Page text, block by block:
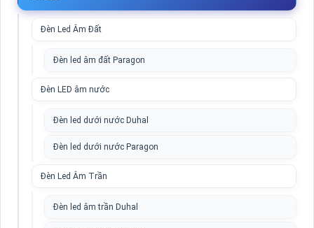
Đèn Led Âm Đất
Đèn led âm đất Paragon
Đèn LED âm nước
Đèn led dưới nước Duhal
Đèn led dưới nước Paragon
Đèn Led Âm Trần
Đèn led âm trần Duhal